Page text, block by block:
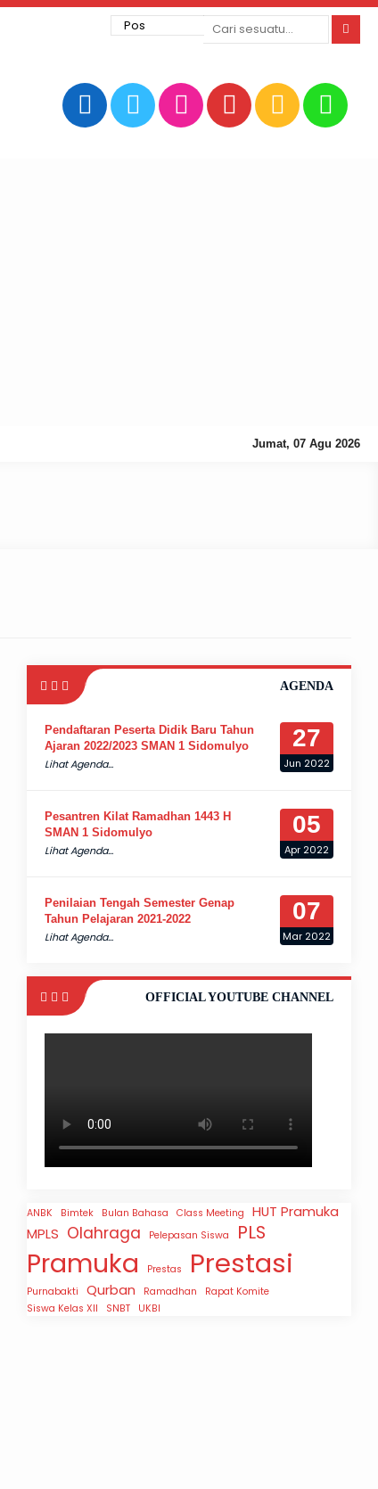
Jumat, 07 Agu 2026
AGENDA
27
Jun 2022
Pendaftaran Peserta Didik Baru Tahun
Ajaran 2022/2023 SMAN 1 Sidomulyo
Lihat Agenda...
05
Apr 2022
Pesantren Kilat Ramadhan 1443 H
SMAN 1 Sidomulyo
Lihat Agenda...
07
Mar 2022
Penilaian Tengah Semester Genap
Tahun Pelajaran 2021-2022
Lihat Agenda...
OFFICIAL YOUTUBE CHANNEL
ANBK Bimtek Bulan Bahasa Class Meeting
HUT Pramuka
MPLS Olahraga Pelepasan Siswa PLS
Pramuka Prestas Prestasi
Purnabakti Qurban Ramadhan
Rapat Komite
Siswa Kelas XII
SNBT UKBI